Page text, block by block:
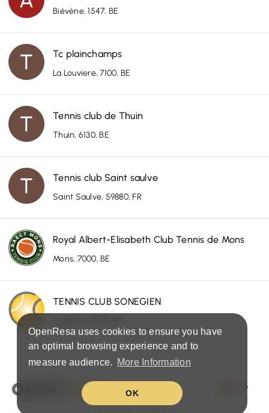
OpenResa uses cookies to ensure you have
an optimal browsing experience and to
measure audience.
More Information
OK
Biévène, 1547, BE
Tc plainchamps
La Louviere, 7100, BE
Tennis club de Thuin
Thuin, 6130, BE
Tennis club Saint saulve
Saint Saulve, 59880, FR
Royal Albert-Elisabeth Club Tennis de Mons
Mons, 7000, BE
TENNIS CLUB SONEGIEN